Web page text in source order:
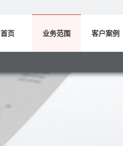
首页 业务范围 客户案例